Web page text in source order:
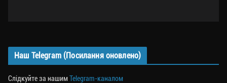
Наш Telegram (Посилання оновлено)
Слідкуйте за нашимTelegram-каналом